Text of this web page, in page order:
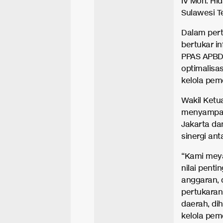
Sulawesi
Dalam
bertukar
PPAS
kelola
Wakil
Jakarta
sinergi
“Kami
nilai
anggaran,
daerah,
kelola